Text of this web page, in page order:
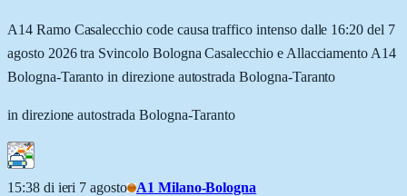
A14 Ramo Casalecchio code causa traffico intenso dalle 16:20 del 7
agosto 2026 tra Svincolo Bologna Casalecchio e Allacciamento A14
Bologna-Taranto in direzione autostrada Bologna-Taranto
in direzione autostrada Bologna-Taranto
15:38 di ieri 7 agosto A1 Milano-Bologna